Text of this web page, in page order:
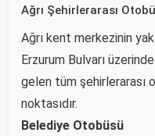
Ağrı Şehirlerarası
Ağrı kent merkezinin
Erzurum Bulvarı
gelen tüm şehirlerarası
noktasıdır.
Belediye Otobüsü